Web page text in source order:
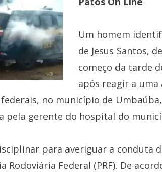
Um homem
de Jesus Santos,
começo da tarde
após reagir a uma
no município de
pela gerente do hospital do
para averiguar a conduta
Rodoviária Federal (PRF). De